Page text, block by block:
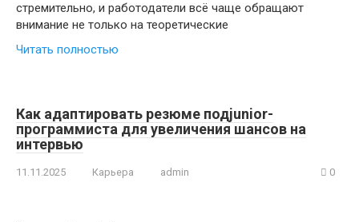
стремительно, и работодатели всё чаще обращают
внимание не только на теоретические
Читать полностью
Как адаптировать резюме подjunior-
программиста для увеличения шансов на
интервью
11.11.2025 Карьера admin 0